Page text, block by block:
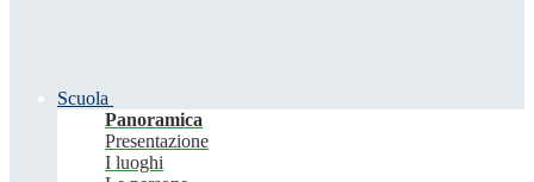
Scuola
Panoramica
Presentazione
I luoghi